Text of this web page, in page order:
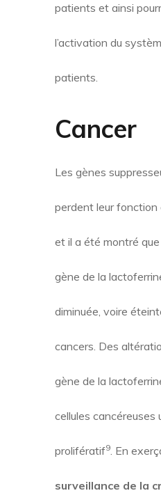
patients et ainsi
l’activation du
patients.
Cancer
Les gènes
perdent leur fonction
et il a été montré que
gène de la
diminuée, voire
cancers. Des
gène de la
cellules cancéreuses
prolifératif9. En
surveillance de la